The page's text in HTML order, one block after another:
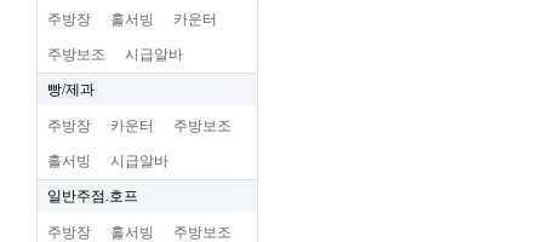
주방장 홀서빙 카운터
주방보조 시급알바
빵/제과
주방장 카운터 주방보조
홀서빙 시급알바
일반주점.호프
주방장 홀서빙 주방보조